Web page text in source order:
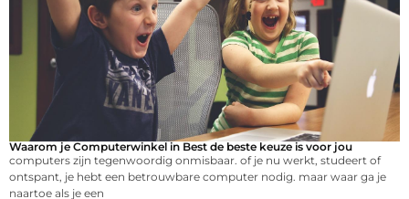
Waarom je Computerwinkel in Best de beste keuze is voor jou
computers zijn tegenwoordig onmisbaar. of je nu werkt, studeert of
ontspant, je hebt een betrouwbare computer nodig. maar waar ga je
naartoe als je een